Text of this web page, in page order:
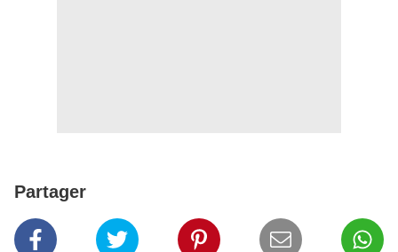
Partager